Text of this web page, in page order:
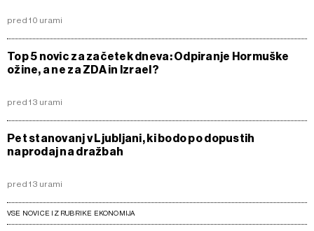
pred 10 urami
Top 5 novic za začetek dneva: Odpiranje Hormuške
ožine, a ne za ZDA in Izrael?
pred 13 urami
Pet stanovanj v Ljubljani, ki bodo po dopustih
naprodaj na dražbah
pred 13 urami
VSE NOVICE IZ RUBRIKE EKONOMIJA